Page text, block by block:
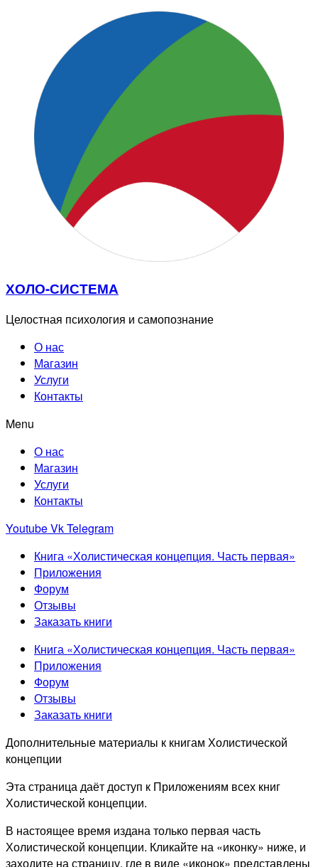
ХОЛО-СИСТЕМА
Целостная психология и самопознание
О нас
Магазин
Услуги
Контакты
Menu
О нас
Магазин
Услуги
Контакты
YoutubeVkTelegram
Книга «Холистическая концепция. Часть первая»
Приложения
Форум
Отзывы
Заказать книги
Книга «Холистическая концепция. Часть первая»
Приложения
Форум
Отзывы
Заказать книги
Дополнительные материалы к книгам Холистической
концепции
Эта страница даёт доступ к Приложениям всех книг
Холистической концепции.
В настоящее время издана только первая часть
Холистической концепции. Кликайте на «иконку» ниже, и
заходите на страницу, где в виде «иконок» представлены